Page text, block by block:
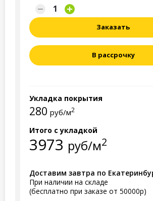
Заказать
В рассрочку
Укладка покрытия
280 руб/м2
Итого с укладкой
3973 руб/м2
Доставим завтра по
При наличии на складе
(бесплатно при заказе от 50000р)